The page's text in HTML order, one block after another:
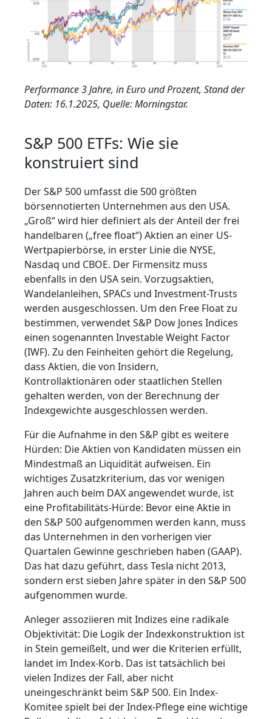
Performance 3 Jahre, in Euro und Prozent, Stand der
Daten: 16.1.2025, Quelle: Morningstar.
S&P 500 ETFs: Wie sie
konstruiert sind
Der S&P 500 umfasst die 500 größten
börsennotierten Unternehmen aus den USA.
„Groß“ wird hier definiert als der Anteil der frei
handelbaren („free float“) Aktien an einer US-
Wertpapierbörse, in erster Linie die NYSE,
Nasdaq und CBOE. Der Firmensitz muss
ebenfalls in den USA sein. Vorzugsaktien,
Wandelanleihen, SPACs und Investment-Trusts
werden ausgeschlossen. Um den Free Float zu
bestimmen, verwendet S&P Dow Jones Indices
einen sogenannten Investable Weight Factor
(IWF). Zu den Feinheiten gehört die Regelung,
dass Aktien, die von Insidern,
Kontrollaktionären oder staatlichen Stellen
gehalten werden, von der Berechnung der
Indexgewichte ausgeschlossen werden.
Für die Aufnahme in den S&P gibt es weitere
Hürden: Die Aktien von Kandidaten müssen ein
Mindestmaß an Liquidität aufweisen. Ein
wichtiges Zusatzkriterium, das vor wenigen
Jahren auch beim DAX angewendet wurde, ist
eine Profitabilitäts-Hürde: Bevor eine Aktie in
den S&P 500 aufgenommen werden kann, muss
das Unternehmen in den vorherigen vier
Quartalen Gewinne geschrieben haben (GAAP).
Das hat dazu geführt, dass Tesla nicht 2013,
sondern erst sieben Jahre später in den S&P 500
aufgenommen wurde.
Anleger assoziieren mit Indizes eine radikale
Objektivität: Die Logik der Indexkonstruktion ist
in Stein gemeißelt, und wer die Kriterien erfüllt,
landet im Index-Korb. Das ist tatsächlich bei
vielen Indizes der Fall, aber nicht
uneingeschränkt beim S&P 500. Ein Index-
Komitee spielt bei der Index-Pflege eine wichtige